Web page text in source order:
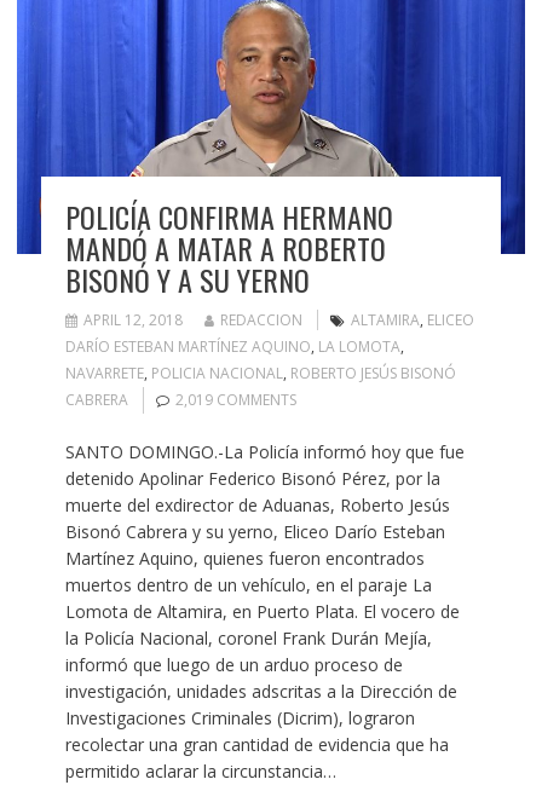
POLICÍA CONFIRMA HERMANO
MANDÓ A MATAR A ROBERTO
BISONÓ Y A SU YERNO
APRIL 12, 2018 REDACCION ALTAMIRA, ELICEO
DARÍO ESTEBAN MARTÍNEZ AQUINO, LA LOMOTA,
NAVARRETE, POLICIA NACIONAL, ROBERTO JESÚS BISONÓ
CABRERA
2,019 COMMENTS
SANTO DOMINGO.-La Policía informó hoy que fue
detenido Apolinar Federico Bisonó Pérez, por la
muerte del exdirector de Aduanas, Roberto Jesús
Bisonó Cabrera y su yerno, Eliceo Darío Esteban
Martínez Aquino, quienes fueron encontrados
muertos dentro de un vehículo, en el paraje La
Lomota de Altamira, en Puerto Plata. El vocero de
la Policía Nacional, coronel Frank Durán Mejía,
informó que luego de un arduo proceso de
investigación, unidades adscritas a la Dirección de
Investigaciones Criminales (Dicrim), lograron
recolectar una gran cantidad de evidencia que ha
permitido aclarar la circunstancia…